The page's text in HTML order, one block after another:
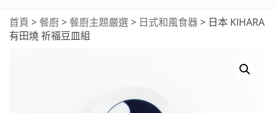
冊
首頁 > 餐廚> 餐廚主題嚴選> 日式和風食器> 日本 KIHARA
有田燒 祈福豆皿組